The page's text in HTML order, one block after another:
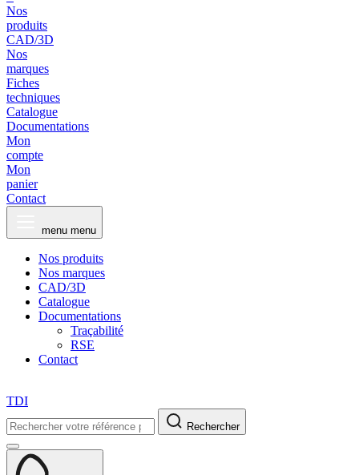
Nos
produits
CAD/3D
Nos
marques
Fiches
techniques
Catalogue
Documentations
Mon
compte
Mon
panier
Contact
menu menu
Nos produits
Nos marques
CAD/3D
Catalogue
Documentations
Traçabilité
RSE
Contact
TDI
Rechercher